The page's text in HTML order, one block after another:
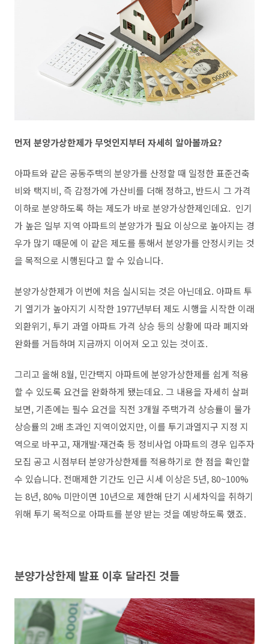
먼저 분양가상한제가 무엇인지부터 자세히 알아볼까요?
아파트와 같은 공동주택의 분양가를 산정할 때 일정한 표준건축
비와 택지비, 즉 감정가에 가산비를 더해 정하고, 반드시 그 가격
이하로 분양하도록 하는 제도가 바로 분양가상한제인데요. 인기
가 높은 일부 지역 아파트의 분양가가 필요 이상으로 높아지는 경
우가 많기 때문에 이 같은 제도를 통해서 분양가를 안정시키는 것
을 목적으로 시행된다고 할 수 있습니다.
분양가상한제가 이번에 처음 실시되는 것은 아닌데요. 아파트 투
기 열기가 높아지기 시작한 1977년부터 제도 시행을 시작한 이래
외환위기, 투기 과열 아파트 가격 상승 등의 상황에 따라 폐지와
완화를 거듭하며 지금까지 이어져 오고 있는 것이죠.
그리고 올해 8월, 민간택지 아파트에 분양가상한제를 쉽게 적용
할 수 있도록 요건을 완화하게 됐는데요. 그 내용을 자세히 살펴
보면, 기존에는 필수 요건을 직전 3개월 주택가격 상승률이 물가
상승률의 2배 초과인 지역이었지만, 이를 투기과열지구 지정 지
역으로 바꾸고, 재개발·재건축 등 정비사업 아파트의 경우 입주자
모집 공고 시점부터 분양가상한제를 적용하기로 한 점을 확인할
수 있습니다. 전매제한 기간도 인근 시세 이상은 5년, 80~100%
는 8년, 80% 미만이면 10년으로 제한해 단기 시세차익을 취하기
위해 투기 목적으로 아파트를 분양 받는 것을 예방하도록 했죠.
분양가상한제 발표 이후 달라진 것들